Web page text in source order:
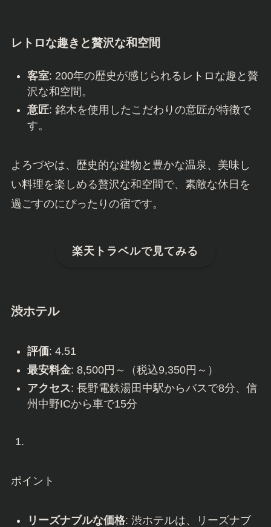
レトロな趣きと贅沢な和空間
客室: 200年の歴史が感じられるレトロな趣と贅
沢な和空間。
意匠: 銘木を使用したこだわりの意匠が特徴で
す。
よろづやは、歴史的な建物と豊かな温泉、美味し
い料理を楽しめる贅沢な和空間で、素敵な休日を
過ごすのにぴったりの宿です。
楽天トラベルで見てみる
渋ホテル
評価: 4.51
最安料金: 8,500円～（税込9,350円～）
アクセス: 長野電鉄湯田中駅からバスで8分、信
州中野ICから車で15分
ポイント
リーズナブルな価格: 渋ホテルは、リーズナブ